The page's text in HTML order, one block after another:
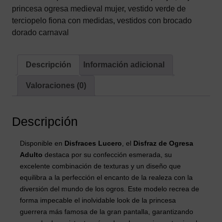
(Vestido
y
Diadema)
princesa ogresa medieval mujer, vestido verde de
terciopelo fiona con medidas, vestidos con brocado
dorado carnaval
Descripción Información adicional
Valoraciones (0)
Descripción
Disponible en Disfraces Lucero , el Disfraz de Ogresa
Adulto destaca por su confección esmerada, su
excelente combinación de texturas y un diseño que
equilibra a la perfección el encanto de la realeza con la
diversión del mundo de los ogros. Este modelo recrea de
forma impecable el inolvidable look de la princesa
guerrera más famosa de la gran pantalla, garantizando